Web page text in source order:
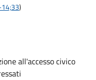
)
all'accesso civico